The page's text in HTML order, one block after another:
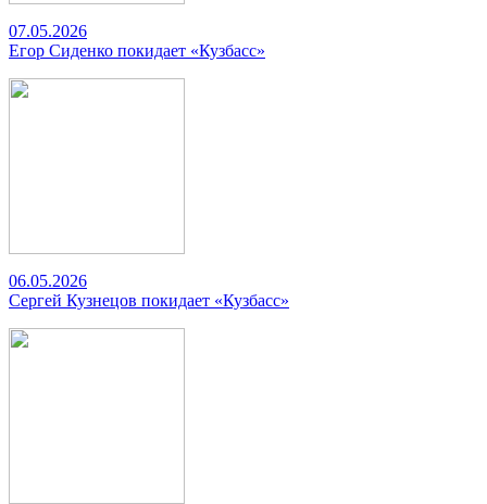
07.05.2026
Егор Сиденко покидает «Кузбасс»
06.05.2026
Сергей Кузнецов покидает «Кузбасс»